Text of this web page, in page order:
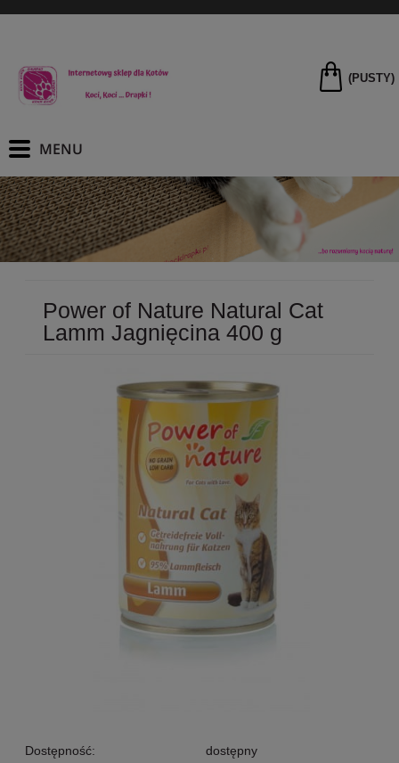
(PUSTY)
Power of Nature Natural Cat
Lamm Jagnięcina 400 g
Dostępność:
dostępny